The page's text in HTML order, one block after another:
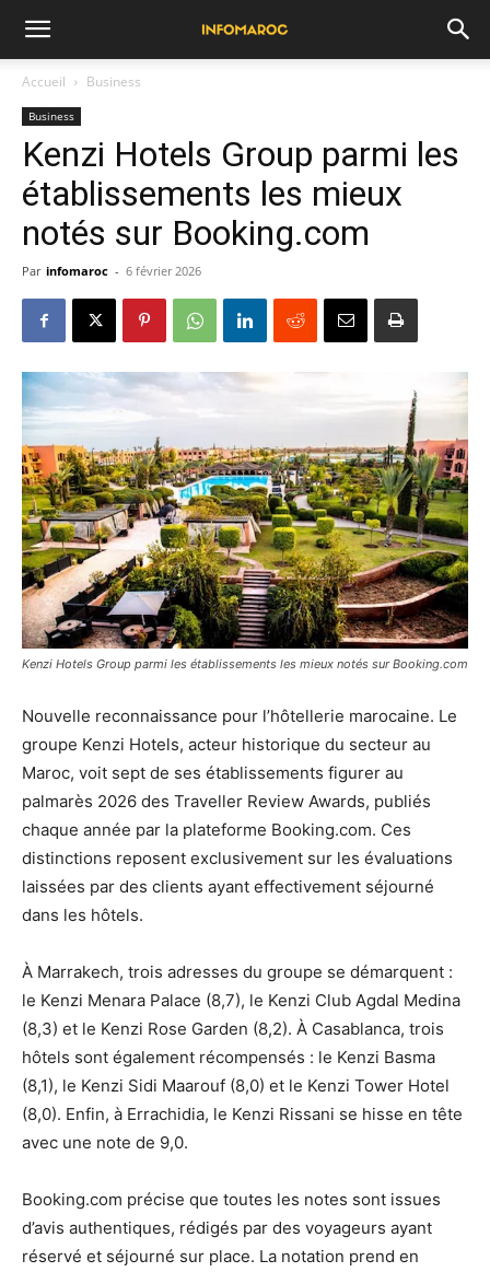
Accueil Business
Business
Kenzi Hotels Group parmi les
établissements les mieux
notés sur Booking.com
Par infomaroc - 6 février 2026
Kenzi Hotels Group parmi les établissements les mieux notés sur Booking.com
Nouvelle reconnaissance pour l’hôtellerie marocaine. Le
groupe Kenzi Hotels, acteur historique du secteur au
Maroc, voit sept de ses établissements figurer au
palmarès 2026 des Traveller Review Awards, publiés
chaque année par la plateforme Booking.com. Ces
distinctions reposent exclusivement sur les évaluations
laissées par des clients ayant effectivement séjourné
dans les hôtels.
À Marrakech, trois adresses du groupe se démarquent :
le Kenzi Menara Palace (8,7), le Kenzi Club Agdal Medina
(8,3) et le Kenzi Rose Garden (8,2). À Casablanca, trois
hôtels sont également récompensés : le Kenzi Basma
(8,1), le Kenzi Sidi Maarouf (8,0) et le Kenzi Tower Hotel
(8,0). Enfin, à Errachidia, le Kenzi Rissani se hisse en tête
avec une note de 9,0.
Booking.com précise que toutes les notes sont issues
d’avis authentiques, rédigés par des voyageurs ayant
réservé et séjourné sur place. La notation prend en